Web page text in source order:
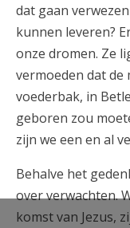
dat gaan
kunnen leveren?
onze dromen. Ze
vermoeden dat de
voederbak, in
geboren zou
zijn we een en al
Behalve het
over verwachten.
komst van Jezus,